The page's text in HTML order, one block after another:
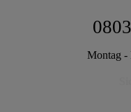
Montag -